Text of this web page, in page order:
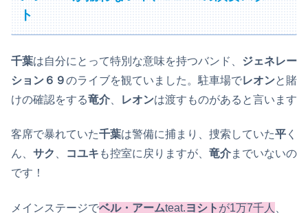
ト
千葉は自分にとって特別な意味を持つバンド、 ジェネレー
ション６９のライブを観ていました。駐車場でレオンと賭
けの確認をする竜介 レオンは渡すものがあると言います
客席で暴れていた千葉は警備に捕まり、捜索していた平 く
ん、 サク コユキ も控室に戻りますが、 竜介までいないの
です！
メインステージでベル・アームteat.ヨシト が1万7千人